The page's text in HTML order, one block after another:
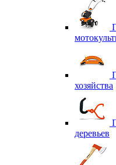
хозяйства
деревьев